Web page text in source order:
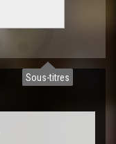
Sous-titres